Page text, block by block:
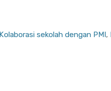
Kolaborasi sekolah dengan PMI ,